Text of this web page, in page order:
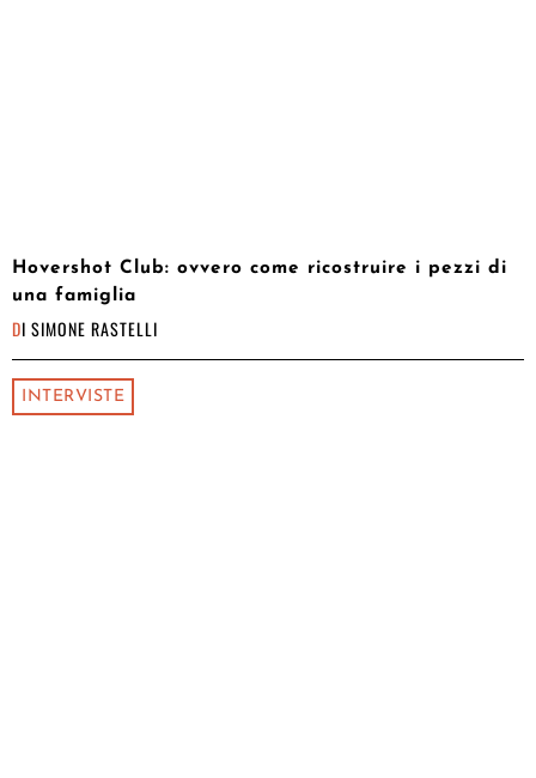
Hovershot Club: ovvero come ricostruire i pezzi di
una famiglia
DI SIMONE RASTELLI
INTERVISTE